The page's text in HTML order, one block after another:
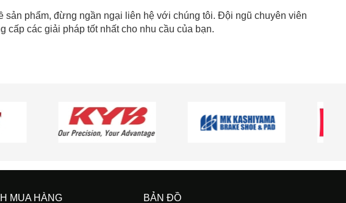
sản phẩm, đừng ngần ngại liên hệ với chúng tôi. Đội ngũ chuyên viên
cấp các giải pháp tốt nhất cho nhu cầu của bạn.
MUA HÀNG BẢN ĐỒ